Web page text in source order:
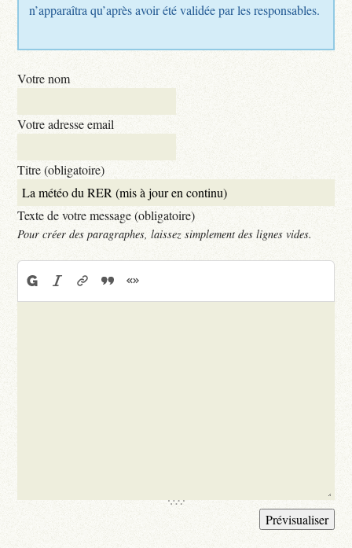
n’apparaîtra qu’après avoir été validée par les responsables.
Votre nom
Votre adresse email
Titre (obligatoire)
Texte de votre message (obligatoire)
Pour créer des paragraphes, laissez simplement des lignes vides.